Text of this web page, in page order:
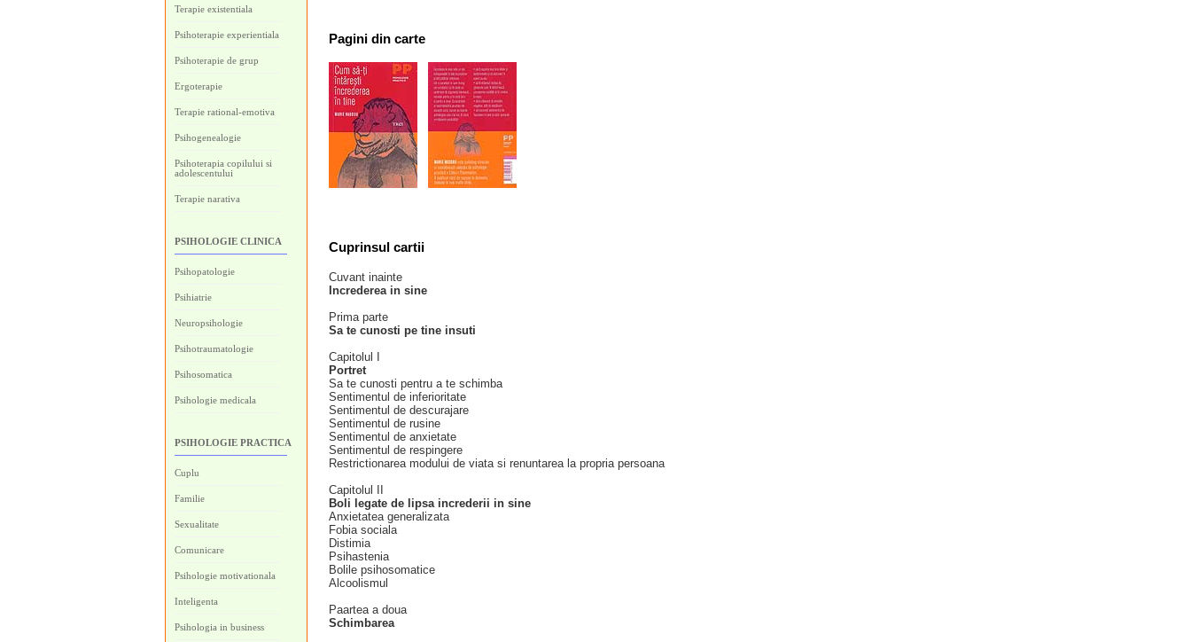
Terapie existentiala
Psihoterapie experientiala
Psihoterapie de grup
Ergoterapie
Terapie rational-emotiva
Psihogenealogie
Psihoterapia copilului si
adolescentului
Terapie narativa
PSIHOLOGIE CLINICA
Psihopatologie
Psihiatrie
Neuropsihologie
Psihotraumatologie
Psihosomatica
Psihologie medicala
PSIHOLOGIE PRACTICA
Cuplu
Familie
Sexualitate
Comunicare
Psihologie motivationala
Inteligenta
Psihologia in business
Pagini din carte
Cuprinsul cartii
Cuvant inainte
Increderea in sine
Prima parte
Sa te cunosti pe tine insuti
Capitolul I
Portret
Sa te cunosti pentru a te schimba
Sentimentul de inferioritate
Sentimentul de descurajare
Sentimentul de rusine
Sentimentul de anxietate
Sentimentul de respingere
Restrictionarea modului de viata si renuntarea la propria persoana
Capitolul II
Boli legate de lipsa increderii in sine
Anxietatea generalizata
Fobia sociala
Distimia
Psihastenia
Bolile psihosomatice
Alcoolismul
Paartea a doua
Schimbarea